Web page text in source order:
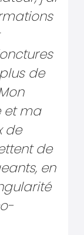
de
et ma
de
de
en